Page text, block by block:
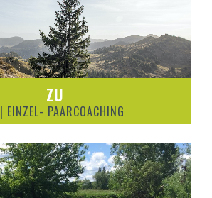
ZU
| EINZEL- PAARCOACHING